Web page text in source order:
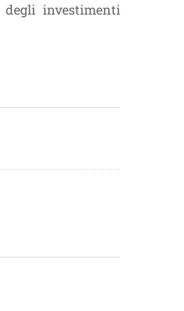
investimenti